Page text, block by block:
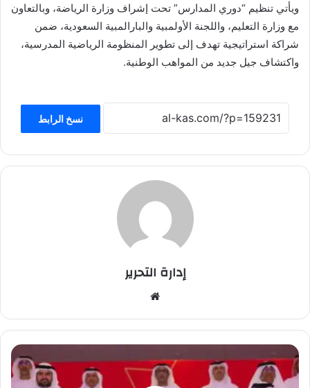
ويأتي تنظيم “دوري المدارس” تحت إشراف وزارة الرياضة، وبالتعاون
مع وزارة التعليم، واللجنة الأولمبية والبارالمبية السعودية، ضمن
شراكة استراتيجية تهدف إلى تطوير المنظومة الرياضية المدرسية،
واكتشاف جيل جديد من المواهب الوطنية.
نسخ الرابط
إدارة التحرير
الوي
ب
ا
ل
ف